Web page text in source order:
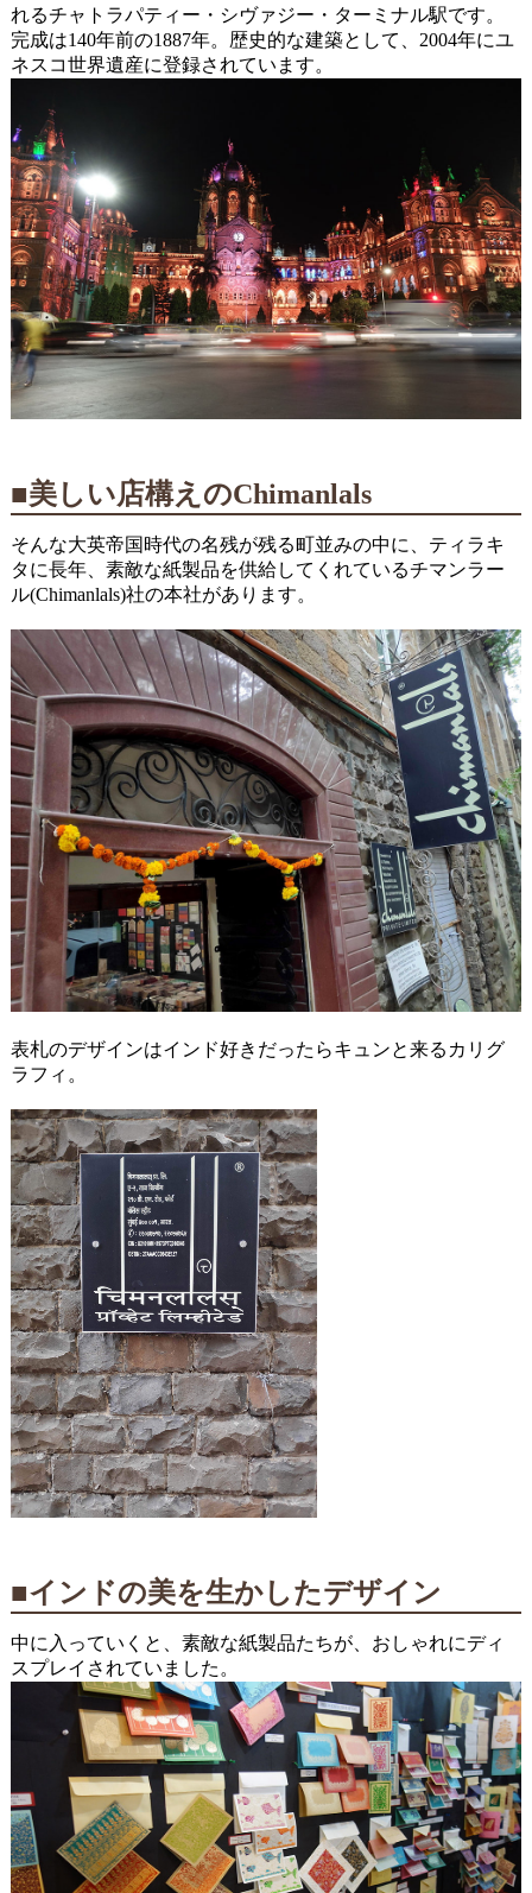
れるチャトラパティー・シヴァジー・ターミナル駅です。
完成は140年前の1887年。歴史的な建築として、2004年にユ
ネスコ世界遺産に登録されています。
■美しい店構えのChimanlals
そんな大英帝国時代の名残が残る町並みの中に、ティラキ
タに長年、素敵な紙製品を供給してくれているチマンラー
ル(Chimanlals)社の本社があります。
表札のデザインはインド好きだったらキュンと来るカリグ
ラフィ。
■インドの美を生かしたデザイン
中に入っていくと、素敵な紙製品たちが、おしゃれにディ
スプレイされていました。